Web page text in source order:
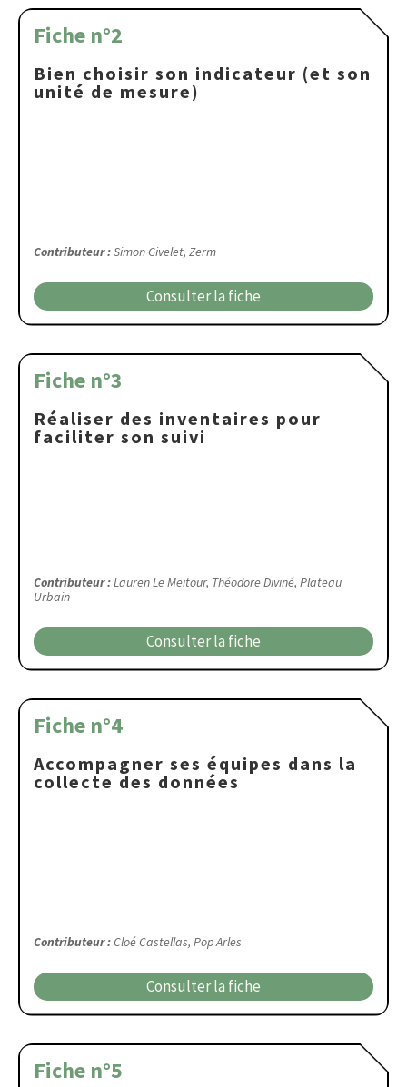
Fiche n°2
Bien choisir son indicateur (et son
unité de mesure)
Contributeur :Simon Givelet, Zerm
Consulter la fiche
Fiche n°3
Réaliser des inventaires pour
faciliter son suivi
Contributeur :Lauren Le Meitour, Théodore Diviné, Plateau
Urbain
Consulter la fiche
Fiche n°4
Accompagner ses équipes dans la
collecte des données
Contributeur :Cloé Castellas, Pop Arles
Consulter la fiche
Fiche n°5